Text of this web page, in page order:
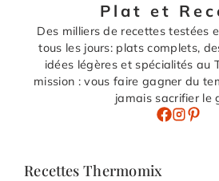
Plat et
Des milliers de recettes testées
tous les jours: plats complets,
idées légères et spécialités au
mission : vous faire gagner du
jamais sacrifier le
Recettes Thermomix